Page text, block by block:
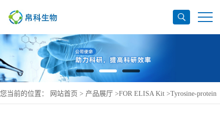
您当前的位置： 网站首页 > 产品展厅 >FOR ELISA Kit >Tyrosine-protein